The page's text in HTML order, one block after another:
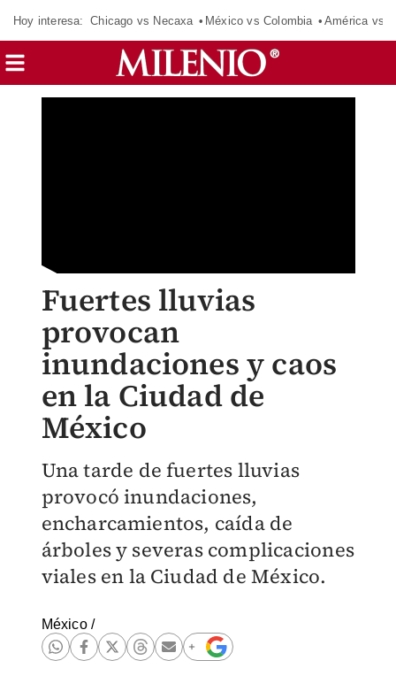
Hoy interesa: Chicago vs Necaxa México vs Colombia América vs
Fuertes lluvias
provocan
inundaciones y caos
en la Ciudad de
México
Una tarde de fuertes lluvias
provocó inundaciones,
encharcamientos, caída de
árboles y severas complicaciones
viales en la Ciudad de México.
México/